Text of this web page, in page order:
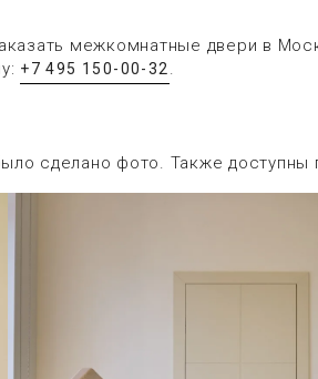
межкомнатные двери в
+7 495 150-00-32 .
сделано фото. Также доступны